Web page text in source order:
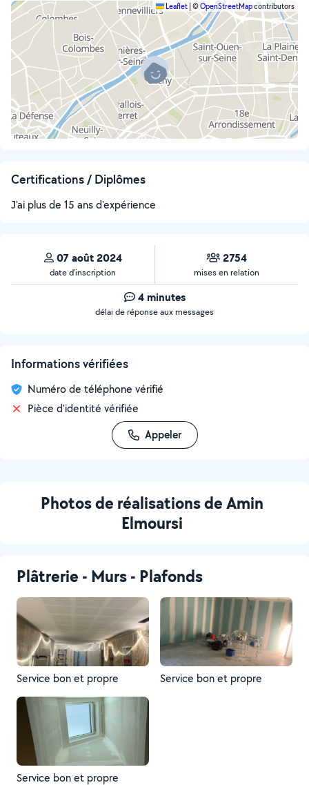
Leaflet ©OpenStreetMapcontributors
Certifications / Diplômes
J'ai plus de 15 ans d'expérience
07 août 2024
date d’inscription
2754
mises en relation
4 minutes
délai de réponse aux messages
Informations vérifiées
Numéro de téléphone vérifié
Pièce d'identité vérifiée
Appeler
Photos de réalisations de Amin
Elmoursi
Plâtrerie - Murs - Plafonds
Service bon et propre Service bon et propre
Service bon et propre